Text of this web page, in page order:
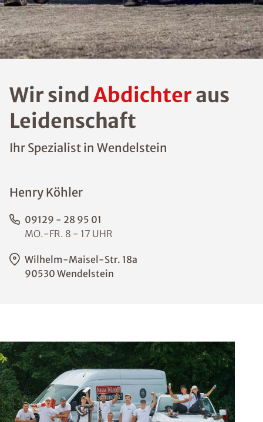
Wir sind Abdichteraus
Leidenschaft
Ihr Spezialist in Wendelstein
Henry Köhler
09129 - 28 95 01
MO.-FR. 8 - 17 UHR
Wilhelm-Maisel-Str. 18a
90530 Wendelstein